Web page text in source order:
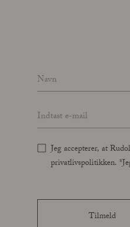
Name
Email address
Jeg accepterer, at
privatlivspolitikken.
Tilmeld